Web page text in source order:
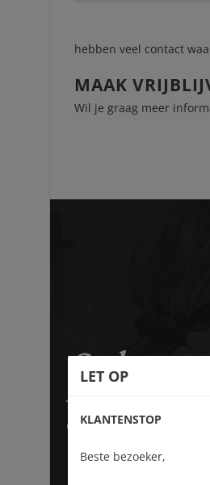
hebben veel contact
MAAK
Wil je graag meer
Salon
ONZE SALON IS
LET OP
KLANTENSTOP
Beste bezoeker,